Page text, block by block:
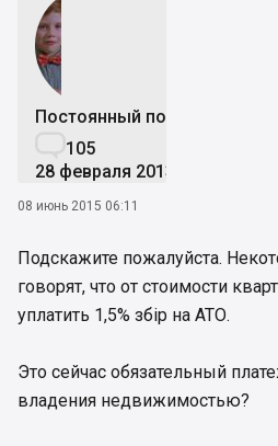
Постоянный пользователь
105
28 февраля 2013
08 июнь 2015 06:11
Подскажите пожалуйста.
говорят, что от стоимости
уплатить 1,5% збір на АТО.
Это сейчас обязательный
владения недвижимостью?